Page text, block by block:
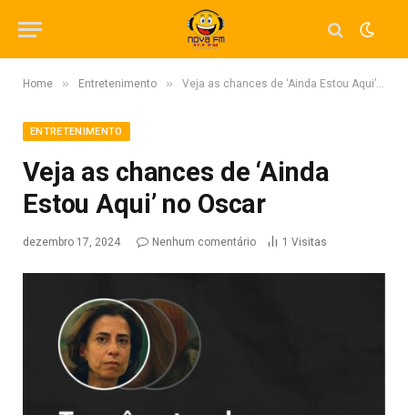
Home » Entretenimento » Veja as chances de ‘Ainda Estou Aqui’ no Oscar
ENTRETENIMENTO
Veja as chances de ‘Ainda
Estou Aqui’ no Oscar
dezembro 17, 2024 Nenhum comentário 1 Visitas